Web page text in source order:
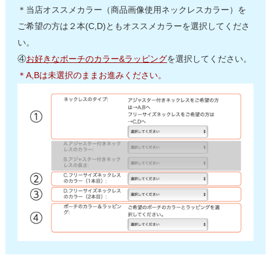
＊当店オススメカラー（商品画像使用ネックレスカラー）を
ご希望の方は２本(C,D)ともオススメカラーを選択してくださ
い。
④お好きなポーチのカラー&ラッピングを選択してください。
＊A,Bは未選択のままお進みください。